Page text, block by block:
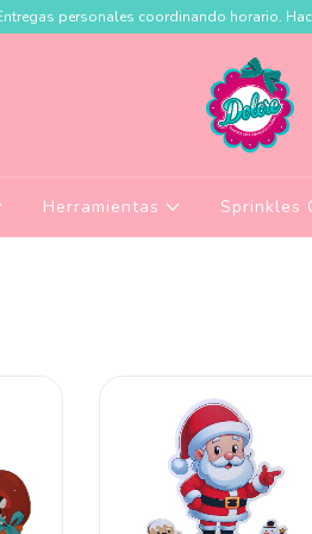
personales coordinando horario.
Herramientas Sprinkles